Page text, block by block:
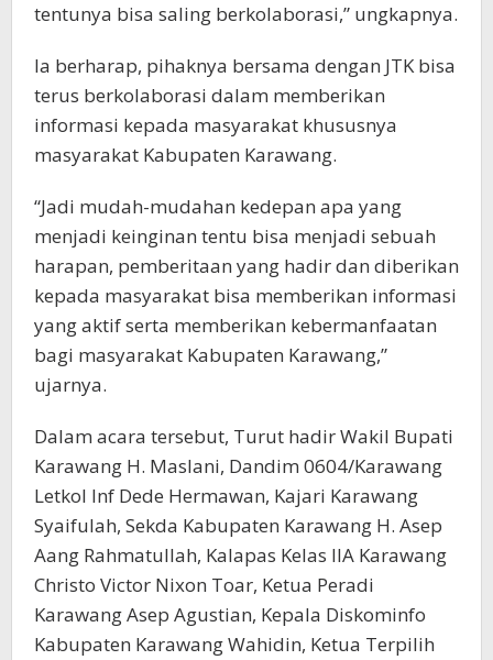
tentunya bisa saling berkolaborasi,” ungkapnya.
Ia berharap, pihaknya bersama dengan JTK bisa
terus berkolaborasi dalam memberikan
informasi kepada masyarakat khususnya
masyarakat Kabupaten Karawang.
“Jadi mudah-mudahan kedepan apa yang
menjadi keinginan tentu bisa menjadi sebuah
harapan, pemberitaan yang hadir dan diberikan
kepada masyarakat bisa memberikan informasi
yang aktif serta memberikan kebermanfaatan
bagi masyarakat Kabupaten Karawang,”
ujarnya.
Dalam acara tersebut, Turut hadir Wakil Bupati
Karawang H. Maslani, Dandim 0604/Karawang
Letkol Inf Dede Hermawan, Kajari Karawang
Syaifulah, Sekda Kabupaten Karawang H. Asep
Aang Rahmatullah, Kalapas Kelas IIA Karawang
Christo Victor Nixon Toar, Ketua Peradi
Karawang Asep Agustian, Kepala Diskominfo
Kabupaten Karawang Wahidin, Ketua Terpilih